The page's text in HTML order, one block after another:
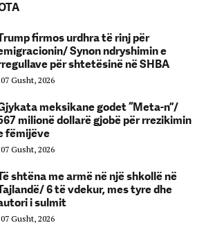
firmos urdhra të rinj për
Synon ndryshimin e
për shtetësinë në SHBA
07 Gusht, 2026
meksikane godet “Meta-n”/
milionë dollarë gjobë për rrezikimin
fëmijëve
07 Gusht, 2026
shtëna me armë në një shkollë në
6 të vdekur, mes tyre dhe
i sulmit
07 Gusht, 2026